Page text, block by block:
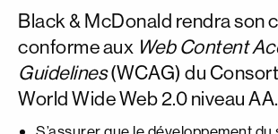
Black & McDonald rendra son
conforme aux Web Content
Guidelines(WCAG) du
World Wide Web 2.0 niveau AA.